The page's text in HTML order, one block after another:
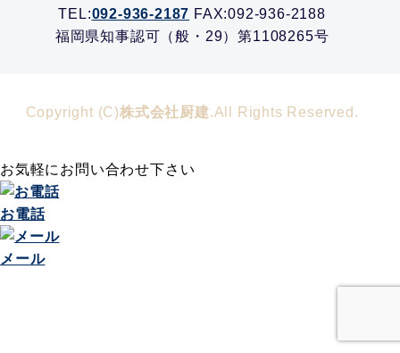
TEL:092-936-2187 FAX:092-936-2188
福岡県知事認可（般・29）第1108265号
Copyright (C)株式会社厨建.All Rights Reserved.
お気軽にお問い合わせ下さい
お電話
メール